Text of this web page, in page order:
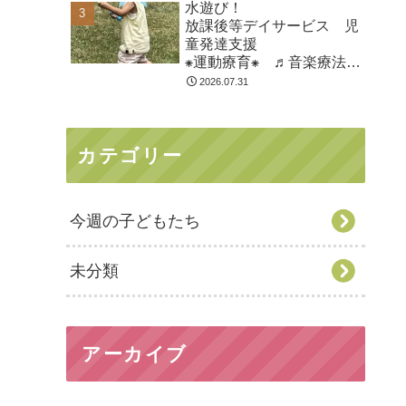
市
水遊び！
放課後等デイサービス 児
童発達支援
⁕運動療育⁕ ♬音楽療法♬
東金市 九十九里町 山武
2026.07.31
カテゴリー
今週の子どもたち
未分類
アーカイブ